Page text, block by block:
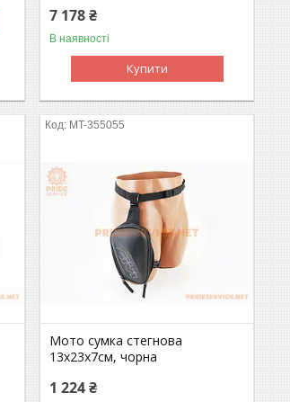
7 178 ₴
В наявності
Купити
MT-355055
Мото сумка стегнова
13x23х7см, чорна
1 224 ₴